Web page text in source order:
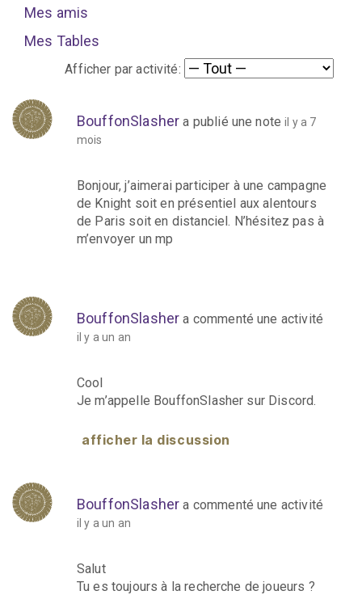
Mes amis
Mes Tables
Afficher par activité:
BouffonSlasher a publié une noteil y a 7
mois
Bonjour, j’aimerai participer à une campagne
de Knight soit en présentiel aux alentours
de Paris soit en distanciel. N’hésitez pas à
m’envoyer un mp
BouffonSlasher a commenté une activité
il y a un an
Cool
Je m’appelle BouffonSlasher sur Discord.
afficher la discussion
BouffonSlasher a commenté une activité
il y a un an
Salut
Tu es toujours à la recherche de joueurs ?